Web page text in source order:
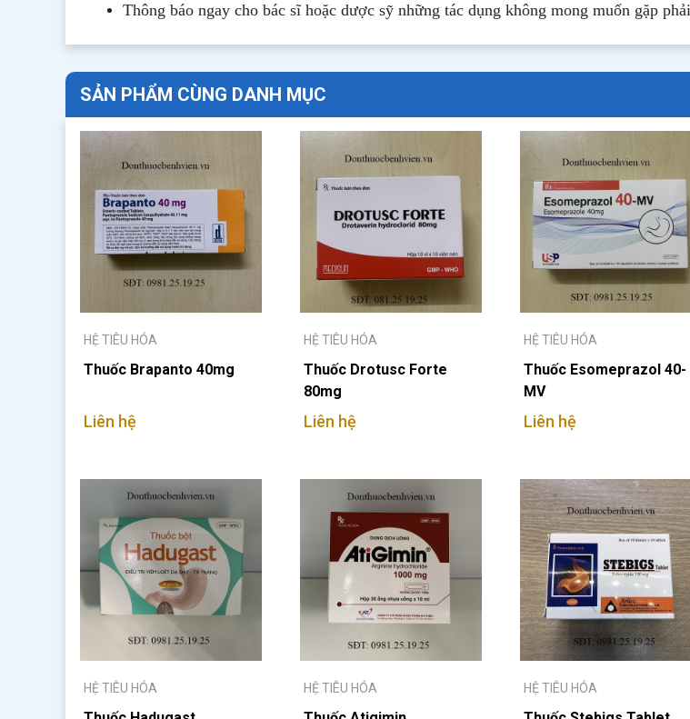
Thông báo ngay cho bác sĩ hoặc dược sỹ những tác dụng không mong muốn gặp
SẢN PHẨM CÙNG DANH MỤC
HỆ TIÊU HÓA
Thuốc Brapanto 40mg
Liên hệ
HỆ TIÊU HÓA
Thuốc Drotusc Forte
80mg
Liên hệ
HỆ TIÊU HÓA
Thuốc Esomeprazol 40-
MV
Liên hệ
HỆ TIÊU HÓA HỆ TIÊU HÓA HỆ TIÊU HÓA